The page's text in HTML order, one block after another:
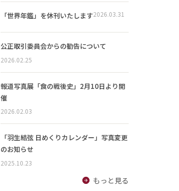
「世界年鑑」を休刊いたします2026.03.31
公正取引委員会からの勧告について
2026.02.25
報道写真展「食の戦後史」2月10日より開
催
2026.02.03
「羽生結弦 日めくりカレンダー」写真変更
のお知らせ
2025.10.23
もっと見る